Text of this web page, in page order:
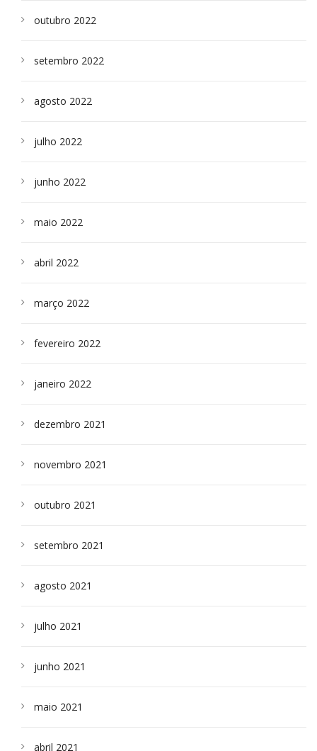
outubro 2022
setembro 2022
agosto 2022
julho 2022
junho 2022
maio 2022
abril 2022
março 2022
fevereiro 2022
janeiro 2022
dezembro 2021
novembro 2021
outubro 2021
setembro 2021
agosto 2021
julho 2021
junho 2021
maio 2021
abril 2021